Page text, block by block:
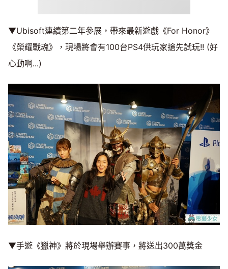
▼Ubisoft連續第二年參展，帶來最新遊戲《For Honor》
《榮耀戰魂》，現場將會有100台PS4供玩家搶先試玩!! (好
心動啊...)
▼手遊《獵神》將於現場舉辦賽事，將送出300萬獎金